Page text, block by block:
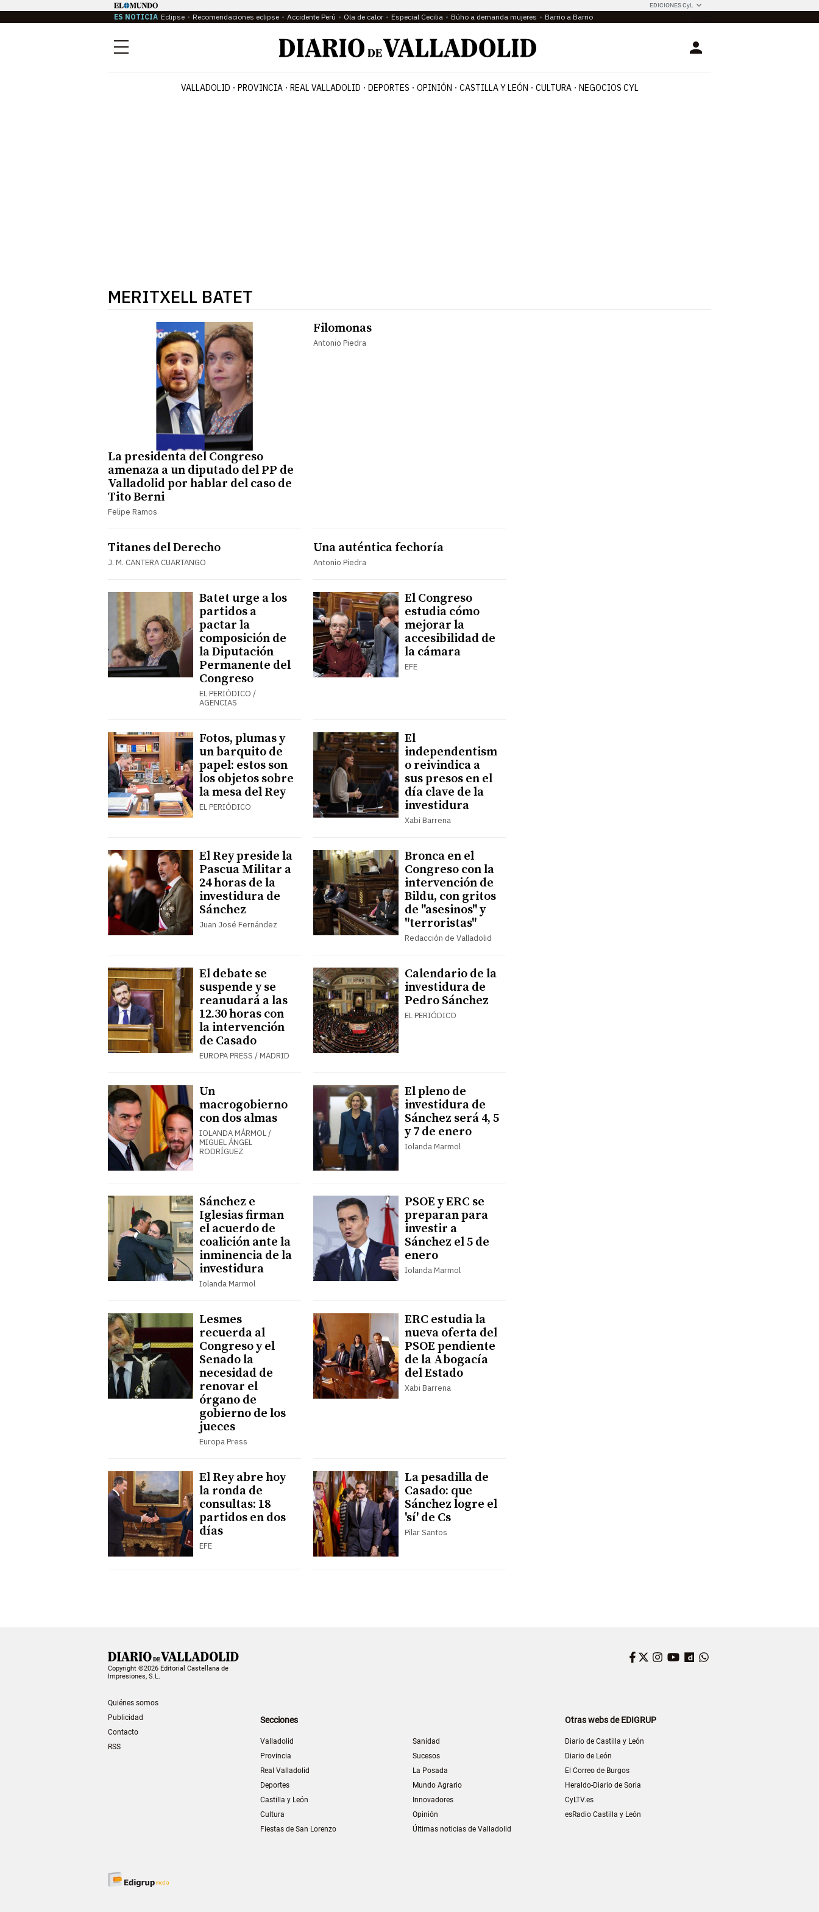
EDICIONES CyL
ES NOTICIA Eclipse Recomendaciones eclipse Accidente Perú Ola de calor Especial Cecilia Búho a demanda mujeres Barrio a Barrio
Menú Login
VALLADOLID PROVINCIA REAL VALLADOLID DEPORTES OPINIÓN CASTILLA Y LEÓN CULTURA NEGOCIOS CYL
MERITXELL BATET
La presidenta del Congreso
amenaza a un diputado del PP de
Valladolid por hablar del caso de
Tito Berni
Felipe Ramos
Filomonas
Antonio Piedra
Titanes del Derecho
J. M. CANTERA CUARTANGO
Una auténtica fechoría
Antonio Piedra
Batet urge a los
partidos a
pactar la
composición de
la Diputación
Permanente del
Congreso
EL PERIÓDICO /
AGENCIAS
El Congreso
estudia cómo
mejorar la
accesibilidad de
la cámara
EFE
Fotos, plumas y
un barquito de
papel: estos son
los objetos sobre
la mesa del Rey
EL PERIÓDICO
El
independentism
o reivindica a
sus presos en el
día clave de la
investidura
Xabi Barrena
El Rey preside la
Pascua Militar a
24 horas de la
investidura de
Sánchez
Juan José Fernández
Bronca en el
Congreso con la
intervención de
Bildu, con gritos
de "asesinos" y
"terroristas"
Redacción de Valladolid
El debate se
suspende y se
reanudará a las
12.30 horas con
la intervención
de Casado
EUROPA PRESS / MADRID
Calendario de la
investidura de
Pedro Sánchez
EL PERIÓDICO
Un
macrogobierno
con dos almas
IOLANDA MÁRMOL /
MIGUEL ÁNGEL
RODRÍGUEZ
El pleno de
investidura de
Sánchez será 4, 5
y 7 de enero
Iolanda Marmol
Sánchez e
Iglesias firman
el acuerdo de
coalición ante la
inminencia de la
investidura
Iolanda Marmol
PSOE y ERC se
preparan para
investir a
Sánchez el 5 de
enero
Iolanda Marmol
Lesmes
recuerda al
Congreso y el
Senado la
necesidad de
renovar el
órgano de
gobierno de los
jueces
Europa Press
ERC estudia la
nueva oferta del
PSOE pendiente
de la Abogacía
del Estado
Xabi Barrena
El Rey abre hoy
la ronda de
consultas: 18
partidos en dos
días
EFE
La pesadilla de
Casado: que
Sánchez logre el
'sí' de Cs
Pilar Santos
Copyright ©2026 Editorial Castellana de
Impresiones, S.L.
Quiénes somos
Publicidad
Contacto
RSS
Facebook
Twitter
Instagram
YouTube
Dailymotion
Secciones
Valladolid
Provincia
Real Valladolid
Deportes
Castilla y León
Cultura
Fiestas de San Lorenzo
Sanidad
Sucesos
La Posada
Mundo Agrario
Innovadores
Opinión
Últimas noticias de Valladolid
Otras webs de EDIGRUP
Diario de Castilla y León
Diario de León
El Correo de Burgos
Heraldo-Diario de Soria
CyLTV.es
esRadio Castilla y León